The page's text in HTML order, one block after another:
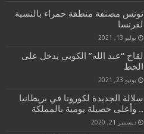
تونس مصنفة منطقة حمراء بالنسبة
لفرنسا
يوليو 13, 2021
لقاح “عبد الله” الكوبي يدخل على
الخط
يونيو 23, 2021
سلالة الجديدة لكورونا في بريطانيا
.. وأعلى حصيلة يومية بالمملكة
ديسمبر 21, 2020